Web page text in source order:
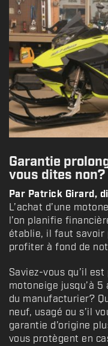
Garantie
vous dites non?
Par Patrick Girard,
L’achat d’une
l’on planifie
établie, il faut savoir
profiter à fond de
Saviez-vous qu’il
motoneige jusqu’à
du manufacturier?
neuf, usagé ou s’il
garantie d’origine
vous protègent en